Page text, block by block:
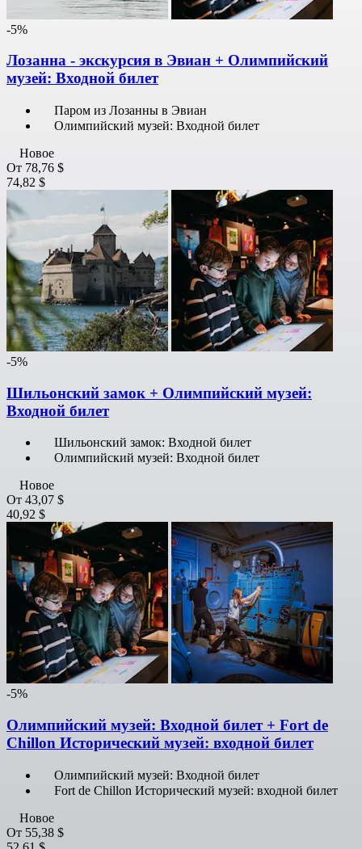
-5%
Лозанна - экскурсия в Эвиан + Олимпийский
музей: Входной билет
Паром из Лозанны в Эвиан
Олимпийский музей: Входной билет
Новое
От 78,76 $
74,82 $
-5%
Шильонский замок + Олимпийский музей:
Входной билет
Шильонский замок: Входной билет
Олимпийский музей: Входной билет
Новое
От 43,07 $
40,92 $
-5%
Олимпийский музей: Входной билет + Fort de
Chillon Исторический музей: входной билет
Олимпийский музей: Входной билет
Fort de Chillon Исторический музей: входной билет
Новое
От 55,38 $